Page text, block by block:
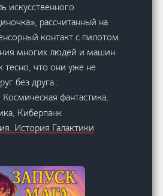
искусственного
рассчитанный на
контакт с пилотом.
многих людей и машин
тесно, что они уже не
без друга…
Космическая фантастика,
Киберпанк
История Галактики